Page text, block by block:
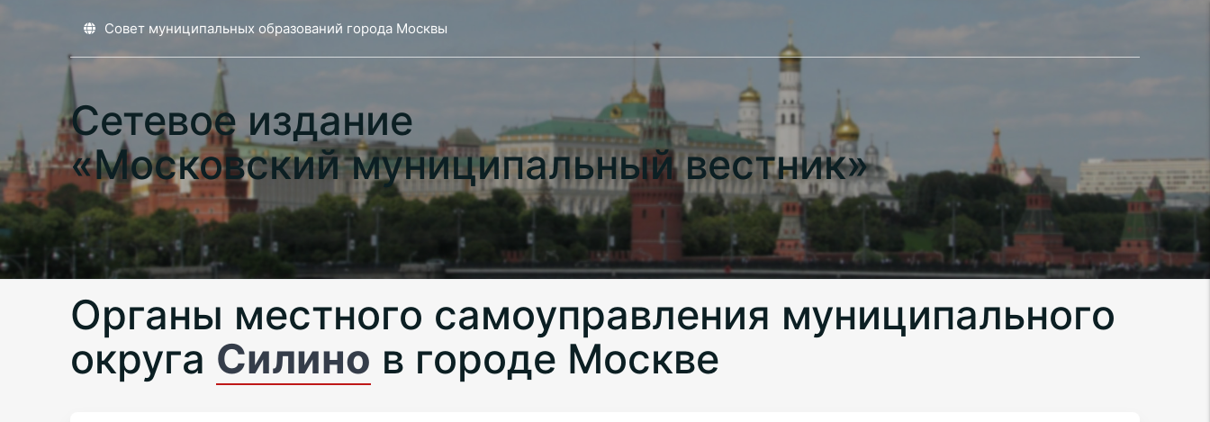
Совет муниципальных образований города Москвы
Сетевое издание
«Московский муниципальный вестник»
Органы местного самоуправления муниципального
округа Силино в городе Москве